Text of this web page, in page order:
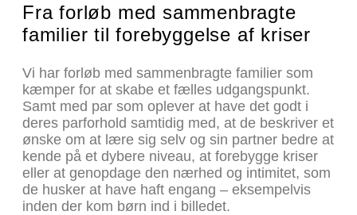
Fra forløb med sammenbragte
familier til forebyggelse af kriser
Vi har forløb med sammenbragte familier som
kæmper for at skabe et fælles udgangspunkt.
Samt med par som oplever at have det godt i
deres parforhold samtidig med, at de beskriver et
ønske om at lære sig selv og sin partner bedre at
kende på et dybere niveau, at forebygge kriser
eller at genopdage den nærhed og intimitet, som
de husker at have haft engang – eksempelvis
inden der kom børn ind i billedet.